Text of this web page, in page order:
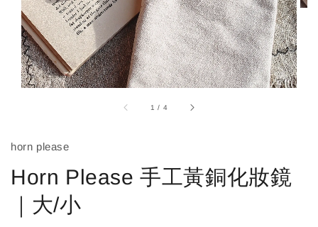
1 / 4
horn please
Horn Please 手工黃銅化妝鏡
｜大/小